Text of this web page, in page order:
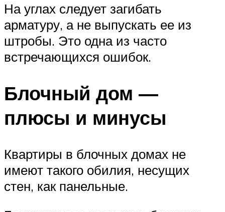
На углах следует загибать
арматуру, а не выпускать ее из
штробы. Это одна из часто
встречающихся ошибок.
Блочный дом —
плюсы и минусы
Квартиры в блочных домах не
имеют такого обилия, несущих
стен, как панельные.